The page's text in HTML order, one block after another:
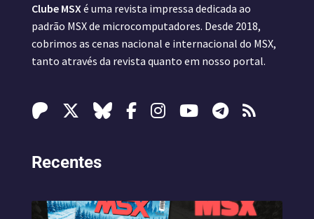
Clube MSX é uma revista impressa dedicada ao
padrão MSX de microcomputadores. Desde 2018,
cobrimos as cenas nacional e internacional do MSX,
tanto através da revista quanto em nosso portal.
Recentes